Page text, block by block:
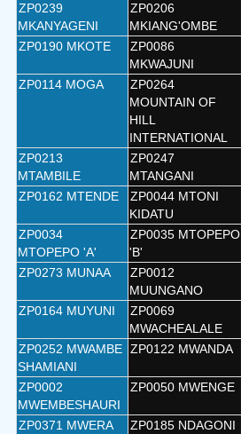
ZP0239
MKANYAGENI
ZP0206
MKIANG'OMBE
ZP0190 MKOTE
ZP0086
MKWAJUNI
ZP0114 MOGA
ZP0264
MOUNTAIN OF
HILL
INTERNATIONAL
ZP0213
MTAMBILE
ZP0247
MTANGANI
ZP0162 MTENDE
ZP0044 MTONI
KIDATU
ZP0034
MTOPEPO 'A'
ZP0035 MTOPEPO
'B'
ZP0273 MUNAA
ZP0012
MUUNGANO
ZP0164 MUYUNI
ZP0069
MWACHEALALE
ZP0252 MWAMBE
SHAMIANI
ZP0122 MWANDA
ZP0002
MWEMBESHAURI
ZP0050 MWENGE
ZP0371 MWERA
ZP0185 NDAGONI